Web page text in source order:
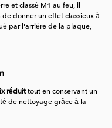
et classé M1 au feu, il
donner un effet classieux à
par l'arrière de la plaque,
réduittout en conservant un
de nettoyage grâce à la